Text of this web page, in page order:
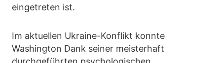
eingetreten ist.
Im aktuellen Ukraine-Konflikt konnte
Washington Dank seiner meisterhaft